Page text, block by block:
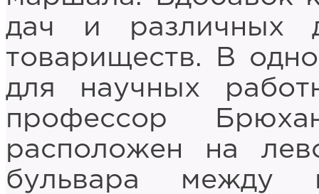
дач и различных
товариществ. В
для научных
профессор
расположен на
бульвара между